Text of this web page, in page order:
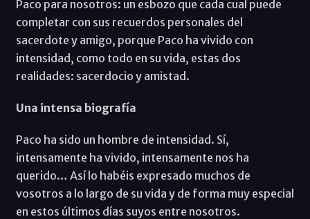
Paco para nosotros: un esbozo que cada cual puede
completar con sus recuerdos personales del
sacerdote y amigo, porque Paco ha vivido con
intensidad, como todo en su vida, estas dos
realidades: sacerdocio y amistad.
Una intensa biografía
Paco ha sido un hombre de intensidad. Sí,
intensamente ha vivido, intensamente nos ha
querido… Así lo habéis expresado muchos de
vosotros a lo largo de su vida y de forma muy especial
en estos últimos días suyos entre nosotros.